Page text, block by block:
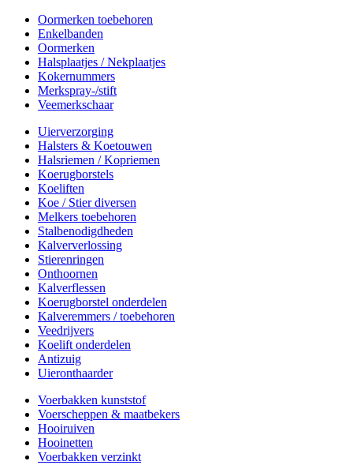
Oormerken toebehoren
Enkelbanden
Oormerken
Halsplaatjes / Nekplaatjes
Kokernummers
Merkspray-/stift
Veemerkschaar
Uierverzorging
Halsters & Koetouwen
Halsriemen / Kopriemen
Koerugborstels
Koeliften
Koe / Stier diversen
Melkers toebehoren
Stalbenodigdheden
Kalververlossing
Stierenringen
Onthoornen
Kalverflessen
Koerugborstel onderdelen
Kalveremmers / toebehoren
Veedrijvers
Koelift onderdelen
Antizuig
Uieronthaarder
Voerbakken kunststof
Voerscheppen & maatbekers
Hooiruiven
Hooinetten
Voerbakken verzinkt